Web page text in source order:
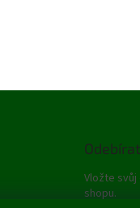
Vložte
shopu.